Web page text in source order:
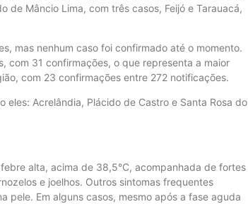
de Mâncio Lima, com três casos, Feijó e Tarauacá,
mas nenhum caso foi confirmado até o momento.
com 31 confirmações, o que representa a maior
com 23 confirmações entre 272 notificações.
Acrelândia, Plácido de Castro e Santa Rosa do
alta, acima de 38,5°C, acompanhada de fortes
e joelhos. Outros sintomas frequentes
pele. Em alguns casos, mesmo após a fase aguda